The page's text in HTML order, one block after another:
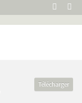
Télécharger